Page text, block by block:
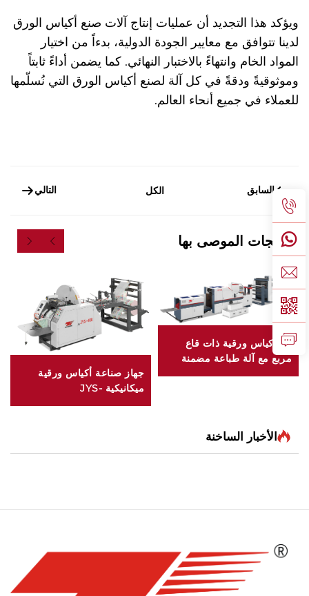
ويؤكد هذا التجديد أن عمليات إنتاج آلات صنع أكياس الورق
لدينا تتوافق مع معايير الجودة الدولية، بدءاً من اختيار
المواد الخام وانتهاءً بالاختبار النهائي. كما يضمن أداءً ثابتاً
وموثوقيةً ودقةً في كل آلة لصنع أكياس الورق التي نُسلّمها
للعملاء في جميع أنحاء العالم.
السابق الكل التالي
المنتجات الموصى بها
آلة أكياس ورقية ذات قاع
مربع مع آلة طباعة مضمنة
جهاز صناعة أكياس ورقية
ميكانيكية JYS-
400/650/850
الأخبار الساخنة